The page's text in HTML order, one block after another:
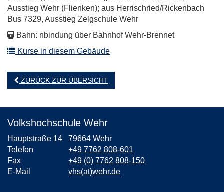
Ausstieg Wehr (Flienken); aus Herrischried/Rickenbach
Bus 7329, Ausstieg Zelgschule Wehr
Bahn: nbindung über Bahnhof Wehr-Brennet
Kurse in diesem Gebäude
ZURÜCK ZUR ÜBERSICHT
Volkshochschule Wehr
Hauptstraße 14 79664 Wehr
Telefon
+49 7762 808-601
Fax
+49 (0) 7762 808-150
E-Mail
vhs(at)wehr.de